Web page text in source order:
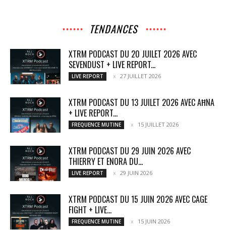
TENDANCES
XTRM PODCAST DU 20 JUILET 2026 AVEC
SEVENDUST + LIVE REPORT...
LIVE REPORT 27 JUILLET 2026
XTRM PODCAST DU 13 JUILET 2026 AVEC AĦNA
+ LIVE REPORT...
FREQUENCE MUTINE 15 JUILLET 2026
XTRM PODCAST DU 29 JUIN 2026 AVEC
THIERRY ET ENORA DU...
LIVE REPORT 29 JUIN 2026
XTRM PODCAST DU 15 JUIN 2026 AVEC CAGE
FIGHT + LIVE...
FREQUENCE MUTINE 15 JUIN 2026